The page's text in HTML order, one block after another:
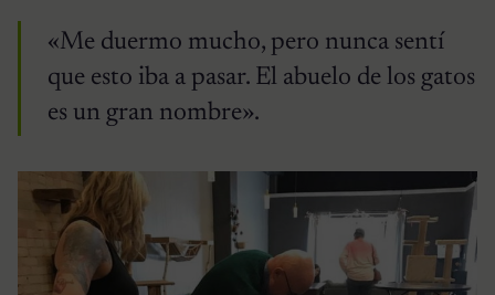
«Me duermo mucho, pero nunca sentí
que esto iba a pasar. El abuelo de los gatos
es un gran nombre».